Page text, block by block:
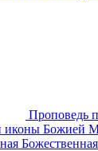
Проповедь
иконы Божией